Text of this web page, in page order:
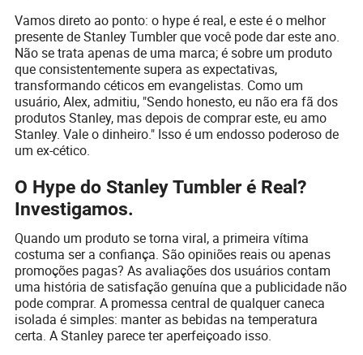
Vamos direto ao ponto: o hype é real, e este é o melhor
presente de Stanley Tumbler que você pode dar este ano.
Não se trata apenas de uma marca; é sobre um produto
que consistentemente supera as expectativas,
transformando céticos em evangelistas. Como um
usuário, Alex, admitiu, "Sendo honesto, eu não era fã dos
produtos Stanley, mas depois de comprar este, eu amo
Stanley. Vale o dinheiro." Isso é um endosso poderoso de
um ex-cético.
O Hype do Stanley Tumbler é Real?
Investigamos.
Quando um produto se torna viral, a primeira vítima
costuma ser a confiança. São opiniões reais ou apenas
promoções pagas? As avaliações dos usuários contam
uma história de satisfação genuína que a publicidade não
pode comprar. A promessa central de qualquer caneca
isolada é simples: manter as bebidas na temperatura
certa. A Stanley parece ter aperfeiçoado isso.